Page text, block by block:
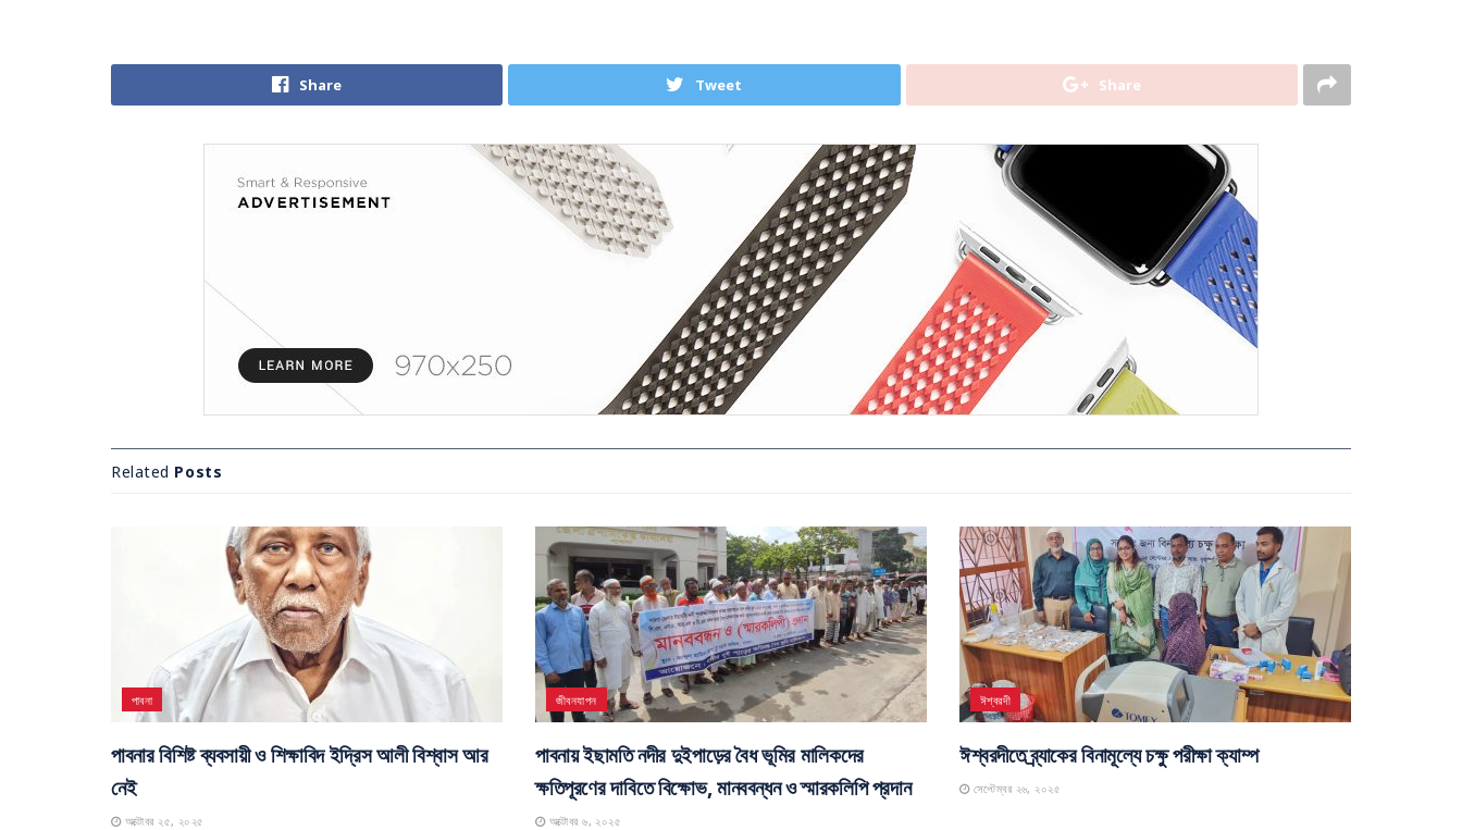
Share Tweet Share
Related Posts
পাবনা
পাবনার বিশিষ্ট ব্যবসায়ী ও শিক্ষাবিদ ইদ্রিস আলী বিশ্বাস আর
নেই
অক্টোবর ২৫, ২০২৫
জীবনযাপন
পাবনায় ইছামতি নদীর দুইপাড়ের বৈধ ভূমির মালিকদের
ক্ষতিপূরণের দাবিতে বিক্ষোভ, মানববন্ধন ও স্মারকলিপি প্রদান
অক্টোবর ৬, ২০২৫
ঈশ্বরদী
ঈশ্বরদীতে ব্র্যাকের বিনামূল্যে চক্ষু পরীক্ষা ক্যাম্প
সেপ্টেম্বর ২৬, ২০২৫